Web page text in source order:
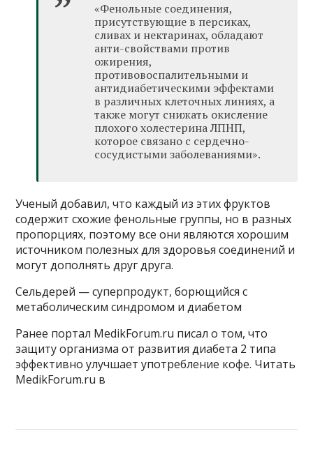
«Фенольные соединения,
присутствующие в персиках,
сливах и нектаринах, обладают
анти-свойствами против
ожирения,
противовоспалительными и
антидиабетическими эффектами
в различных клеточных линиях, а
также могут снижать окисление
плохого холестерина ЛПНП,
которое связано с сердечно-
сосудистыми заболеваниями».
Ученый добавил, что каждый из этих фруктов
содержит схожие фенольные группы, но в разных
пропорциях, поэтому все они являются хорошим
источником полезных для здоровья соединений и
могут дополнять друг друга.
Сельдерей — суперпродукт, борющийся с
метаболическим синдромом и диабетом
Ранее портал MedikForum.ru писал о том, что
защиту организма от развития диабета 2 типа
эффективно улучшает употребление кофе. Читать
MedikForum.ru в